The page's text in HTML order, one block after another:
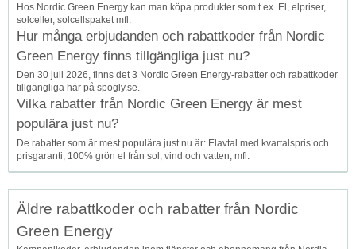
Hos Nordic Green Energy kan man köpa produkter som t.ex. El, elpriser,
solceller, solcellspaket mfl.
Hur många erbjudanden och rabattkoder från Nordic
Green Energy finns tillgängliga just nu?
Den 30 juli 2026, finns det 3 Nordic Green Energy-rabatter och rabattkoder
tillgängliga här på spogly.se.
Vilka rabatter från Nordic Green Energy är mest
populära just nu?
De rabatter som är mest populära just nu är: Elavtal med kvartalspris och
prisgaranti, 100% grön el från sol, vind och vatten, mfl.
Äldre rabattkoder och rabatter från Nordic
Green Energy